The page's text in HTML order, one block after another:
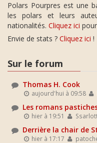
Polars Pourpres est une
les polars et leurs
nationalités. Cliquez ici
Envie de stats ? Cliquez ici !
Sur le forum
Thomas H. Cook
aujourd'hui à 09:58
Les romans
hier à 19:51
Derrière la chair de
hier à 17:17